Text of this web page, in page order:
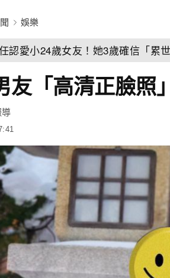
娛樂
認愛小24歲女友！她3歲確信「累
友「高清正臉照
導